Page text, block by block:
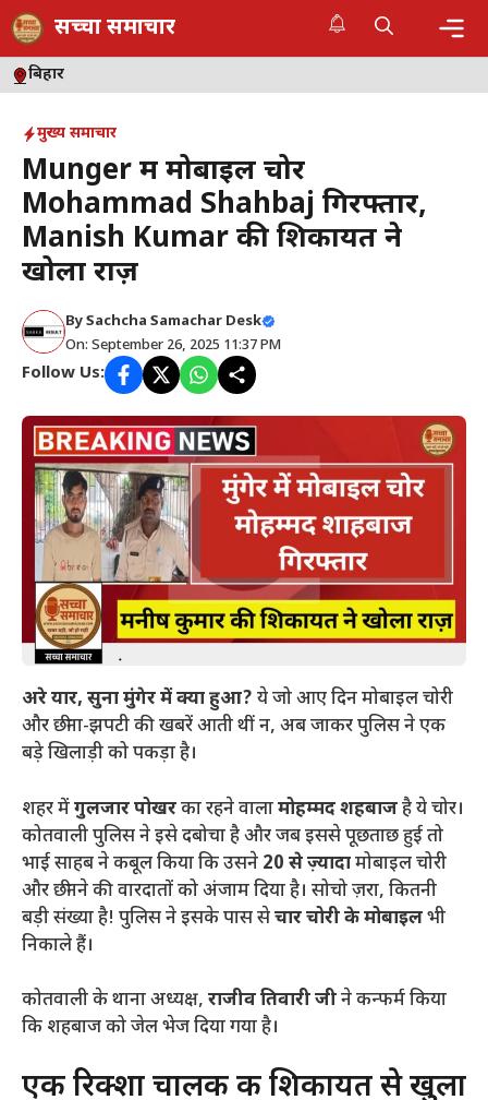
Skip
to
content
सच्चा समाचार
बिहार
मुख्य समाचार
Munger में मोबाइल चोर
Mohammad Shahbaj गिरफ्तार,
Manish Kumar की शिकायत ने
खोला राज़
BySachcha Samachar Desk
On: September 26, 2025 11:37 PM
Follow Us:
अरे यार, सुना मुंगेर में क्या हुआ? ये जो आए दिन मोबाइल चोरी
और छीना-झपटी की खबरें आती थीं न, अब जाकर पुलिस ने एक
बड़े खिलाड़ी को पकड़ा है।
​शहर मेंगुलजार पोखरका रहने वालामोहम्मद शहबाजहै ये चोर।
कोतवाली पुलिस ने इसे दबोचा है और जब इससे पूछताछ हुई तो
भाई साहब ने कबूल किया कि उसने 20 से ज़्यादामोबाइल चोरी
और छीनने की वारदातों को अंजाम दिया है। सोचो ज़रा, कितनी
बड़ी संख्या है! पुलिस ने इसके पास सेचार चोरी के मोबाइलभी
निकाले हैं।
​कोतवाली के थाना अध्यक्ष, राजीव तिवारी जीने कन्फर्म किया
कि शहबाज को जेल भेज दिया गया है।
​एक रिक्शा चालक की शिकायत से खुला